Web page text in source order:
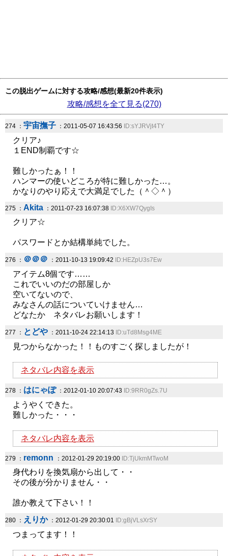
この脱出ゲームに対する攻略/感想(最新20件表示)
攻略/感想を全て見る(270)
274 ： 宇宙撫子 ：2011-05-07 16:43:56 ID:sYJRVjt4TY
クリア♪
１END制覇です☆
難しかったぁ！！
ハンマーの使いどころが特に難しかった…。
かなりのやり応えで大満足でした（＾◇＾）
275 ： Akita ：2011-07-23 16:07:38 ID:X6XW7QygIs
クリア☆
パスワードとか結構単純でした。
276 ： ＠＠＠ ：2011-10-13 19:09:42 ID:HEZpU3s7Ew
アイテム8個です……
これでいいのだの部屋しか
空いてないので、
みなさんの話についていけません…
どなたか ネタバレお願いします！
277 ： とどや ：2011-10-24 22:14:13 ID:uTd8Msg4ME
見つからなかった！！ものすごく探しましたが！
ネタバレ内容を表示
278 ： はにゃぽ：2012-01-10 20:07:43 ID:9RR0gZs.7U
ようやくできた。
難しかった・・・
ネタバレ内容を表示
279 ： remonn ：2012-01-29 20:19:00 ID:TjUkmMTwoM
身代わりを換気扇から出して・・
その後が分かりません・・
誰か教えて下さい！！
280 ： えりか：2012-01-29 20:30:01 ID:gBjVLsXrSY
つまってます！！